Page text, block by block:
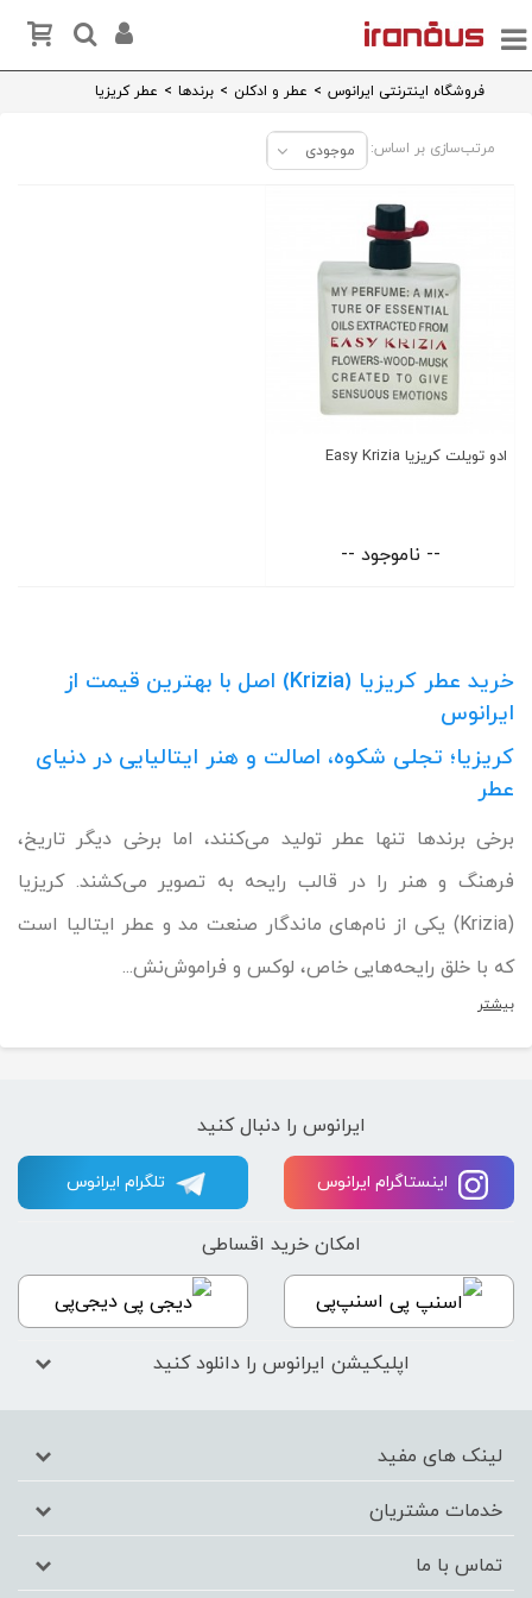
فروشگاه اینترنتی ایرانوس > عطر و ادکلن > برندها > عطر کریزیا
مرتب‌سازی بر اساس: موجودی
ادو تویلت کریزیا Easy Krizia
-- ناموجود --
خرید عطر کریزیا (Krizia) اصل با بهترین قیمت از
ایرانوس
کریزیا؛ تجلی شکوه، اصالت و هنر ایتالیایی در دنیای
عطر
برخی برندها تنها عطر تولید می‌کنند، اما برخی دیگر تاریخ،
فرهنگ و هنر را در قالب رایحه به تصویر می‌کشند. کریزیا
(Krizia) یکی از نام‌های ماندگار صنعت مد و عطر ایتالیا است
که با خلق رایحه‌هایی خاص، لوکس و فراموش‌نش...
بیشتر
ایرانوس را دنبال کنید
تلگرام ایرانوس اینستاگرام ایرانوس
امکان خرید اقساطی
اسنپ‌پی دیجی‌پی
اپلیکیشن ایرانوس را دانلود کنید
لینک های مفید
خدمات مشتریان
تماس با ما